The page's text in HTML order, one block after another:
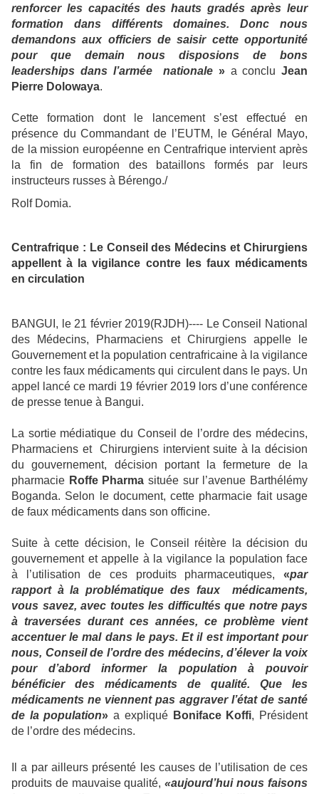
renforcer les capacités des hauts gradés après leur
formation dans différents domaines. Donc nous
demandons aux officiers de saisir cette opportunité
pour que demain nous disposions de bons
leaderships dans l’armée nationale »a conclu Jean
Pierre Dolowaya.
Cette formation dont le lancement s’est effectué en
présence du Commandant de l’EUTM, le Général Mayo,
de la mission européenne en Centrafrique intervient après
la fin de formation des bataillons formés par leurs
instructeurs russes à Bérengo./
Rolf Domia.
Centrafrique : Le Conseil des Médecins et Chirurgiens
appellent à la vigilance contre les faux médicaments
en circulation
BANGUI, le 21 février 2019(RJDH)---- Le Conseil National
des Médecins, Pharmaciens et Chirurgiens appelle le
Gouvernement et la population centrafricaine à la vigilance
contre les faux médicaments qui circulent dans le pays. Un
appel lancé ce mardi 19 février 2019 lors d’une conférence
de presse tenue à Bangui.
La sortie médiatique du Conseil de l’ordre des médecins,
Pharmaciens et Chirurgiens intervient suite à la décision
du gouvernement, décision portant la fermeture de la
pharmacie Roffe Pharma située sur l’avenue Barthélémy
Boganda. Selon le document, cette pharmacie fait usage
de faux médicaments dans son officine.
Suite à cette décision, le Conseil réitère la décision du
gouvernement et appelle à la vigilance la population face
à l’utilisation de ces produits pharmaceutiques, «par
rapport à la problématique des faux médicaments,
vous savez, avec toutes les difficultés que notre pays
à traversées durant ces années, ce problème vient
accentuer le mal dans le pays. Et il est important pour
nous, Conseil de l’ordre des médecins, d’élever la voix
pour d’abord informer la population à pouvoir
bénéficier des médicaments de qualité. Que les
médicaments ne viennent pas aggraver l’état de santé
de la population»a expliqué Boniface Koffi, Président
de l’ordre des médecins.
Il a par ailleurs présenté les causes de l’utilisation de ces
produits de mauvaise qualité,«aujourd’hui nous faisons